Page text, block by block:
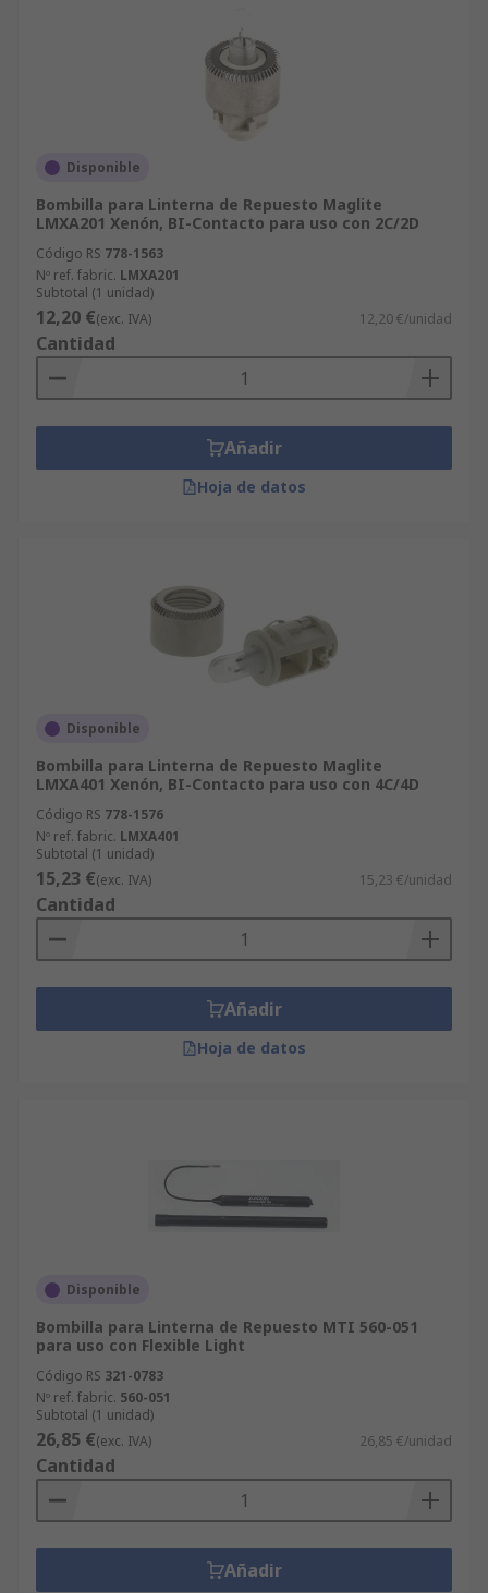
Disponible
Bombilla para Linterna de Repuesto Maglite
LMXA201 Xenón, BI-Contacto para uso con 2C/2D
Código RS 778-1563
Nº ref. fabric. LMXA201
Subtotal (1 unidad)
12,20 €(exc. IVA) 12,20 €/unidad
Cantidad
Añadir
Hoja de datos
Disponible
Bombilla para Linterna de Repuesto Maglite
LMXA401 Xenón, BI-Contacto para uso con 4C/4D
Código RS 778-1576
Nº ref. fabric. LMXA401
Subtotal (1 unidad)
15,23 €(exc. IVA) 15,23 €/unidad
Cantidad
Añadir
Hoja de datos
Disponible
Bombilla para Linterna de Repuesto MTI 560-051
para uso con Flexible Light
Código RS 321-0783
Nº ref. fabric. 560-051
Subtotal (1 unidad)
26,85 €(exc. IVA) 26,85 €/unidad
Cantidad
Añadir